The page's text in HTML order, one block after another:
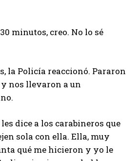
minutos, creo. No lo sé
la Policía reaccionó. Pararon
nos llevaron a un
dice a los carabineros que
sola con ella. Ella, muy
qué me hicieron y yo le